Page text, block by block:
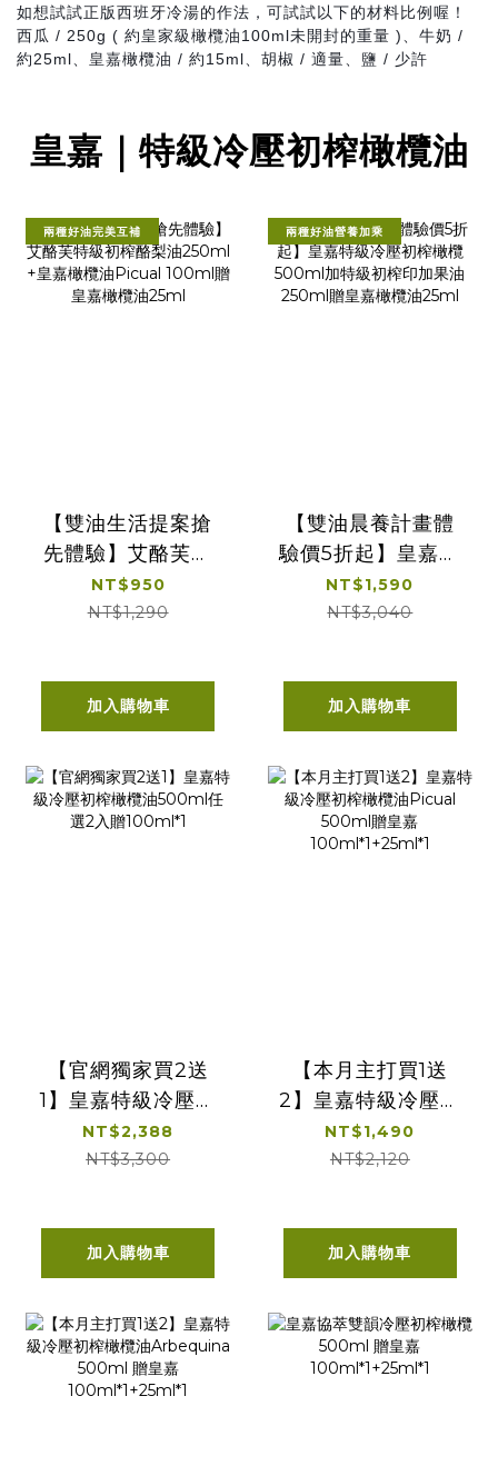
如想試試正版西班牙冷湯的作法，可試試以下的材料比例喔！
西瓜 / 250g ( 約皇家級橄欖油100ml未開封的重量 )、牛奶 /
約25ml、皇嘉橄欖油 / 約15ml、 胡椒 / 適量、鹽 / 少許
皇嘉｜特級冷壓初榨橄欖油
兩種好油完美互補
【雙油生活提案搶
先體驗】艾酪芙特
級初榨酪梨油
250ml +皇嘉橄欖
NT$950
NT$1,290
加入購物車
兩種好油營養加乘
【雙油晨養計畫體
驗價5折起】皇嘉特
級冷壓初榨橄欖
500ml加特級初榨
NT$1,590
NT$3,040
加入購物車
【官網獨家買2送
1】皇嘉特級冷壓初
榨橄欖油500ml任
選2入贈100ml*1
NT$2,388
NT$3,300
加入購物車
【本月主打買1送
2】皇嘉特級冷壓初
榨橄欖油Picual
500ml贈皇嘉
NT$1,490
NT$2,120
加入購物車